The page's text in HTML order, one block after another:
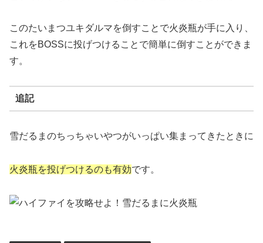
このたいまつユキダルマを倒すことで火炎瓶が手に入り、
これをBOSSに投げつけることで簡単に倒すことができま
す。
追記
雪だるまのちっちゃいやつがいっぱい集まってきたときに
火炎瓶を投げつけるのも有効です。